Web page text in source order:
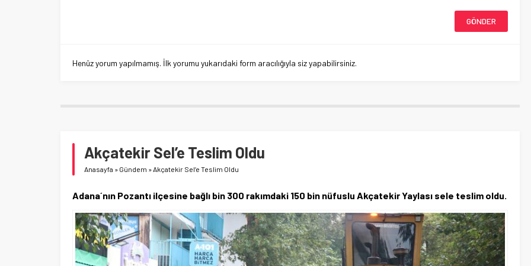
Henüz yorum yapılmamış. İlk yorumu yukarıdaki form aracılığıyla siz yapabilirsiniz.
Akçatekir Sel’e Teslim Oldu
Anasayfa » Gündem »Akçatekir Sel’e Teslim Oldu
Adana´nın Pozantı ilçesine bağlı bin 300 rakımdaki 150 bin nüfuslu Akçatekir Yaylası sele teslim oldu.